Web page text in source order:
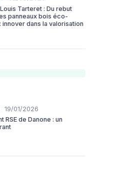
Tarteret : Du rebut
panneaux bois éco-
innover dans la valorisation
19/01/2026
RSE de Danone : un